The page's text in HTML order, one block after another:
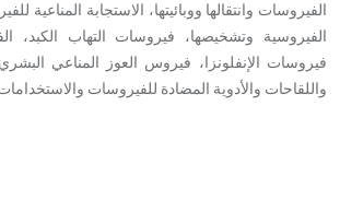
الفيروسات وانتقالها ووبائيتها، الاستجابة المناعية
الفيروسية وتشخيصها، فيروسات التهاب الكبد،
فيروسات الإنفلونزا، فيروس العوز المناعي
واللقاحات والأدوية المضادة للفيروسات